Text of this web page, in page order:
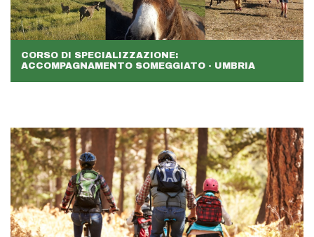
CORSO DI SPECIALIZZAZIONE:
ACCOMPAGNAMENTO SOMEGGIATO - UMBRIA